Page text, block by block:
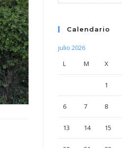
Calendario
julio 2026
L
M X
1
6 7 8
13 14 15